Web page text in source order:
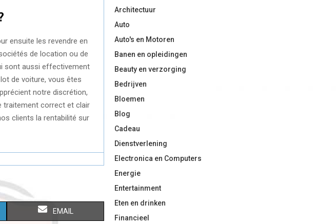
ensuite les revendre en
de location ou de
sont aussi effectivement
de voiture, vous êtes
notre discrétion,
traitement correct et clair
clients la rentabilité sur
S
EMAIL
Architectuur
Auto
Auto's en Motoren
Banen en opleidingen
Beauty en verzorging
Bedrijven
Bloemen
Blog
Cadeau
Dienstverlening
Electronica en Computers
Energie
Entertainment
Eten en drinken
Financieel